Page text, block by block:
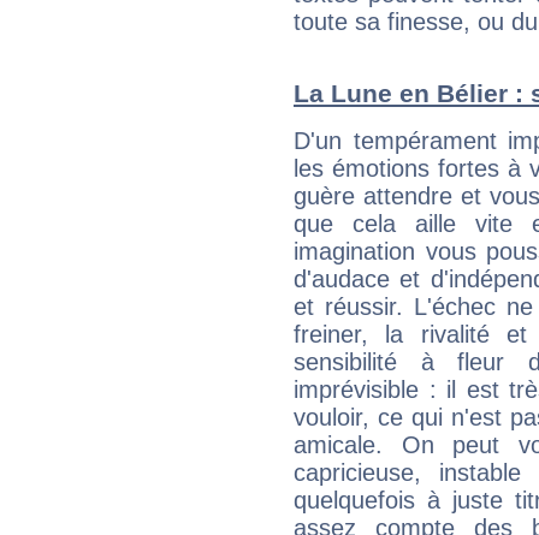
toute sa finesse, ou
La Lune en Bélier :
D'un tempérament
les émotions fortes à
guère attendre et
que cela aille vite
imagination vous
d'audace et
et réussir. L'échec
freiner, la rivalité et
sensibilité à fleur
imprévisible : il est
vouloir, ce qui n'est
amicale. On peut
capricieuse,
quelquefois à juste
assez compte des